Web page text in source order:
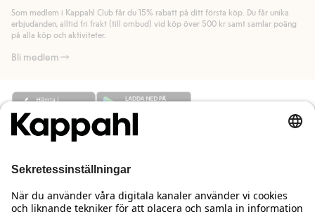
Läs mer
Läs mer
Som medlem i Kappahl Club får du 15% rabatt på ditt första köp. Du får unika
erbjudanden, alltid fri frakt (till ombud) vid köp över 500 kr samt samlar poäng
på alla köp och aktiviteter.
Bli medlem
Behöver du hjälp?